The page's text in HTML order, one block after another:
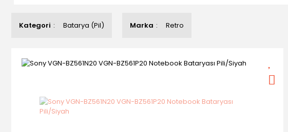
Kategori Batarya (Pil) Marka Retro